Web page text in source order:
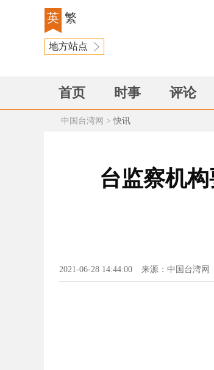
英 繁
地方站点
首页 时事 评论
中国台湾网 >快讯
台监察机
2021-06-28 14:44:00 来源：中国台湾网
字号